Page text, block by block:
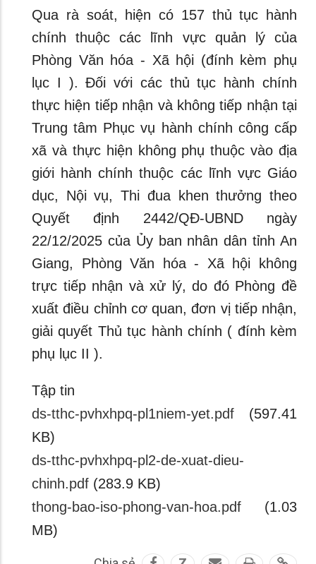
Qua rà soát, hiện có 157 thủ tục hành
chính thuộc các lĩnh vực quản lý của
Phòng Văn hóa - Xã hội (đính kèm phụ
lục I ). Đối với các thủ tục hành chính
thực hiện tiếp nhận và không tiếp nhận tại
Trung tâm Phục vụ hành chính công cấp
xã và thực hiện không phụ thuộc vào địa
giới hành chính thuộc các lĩnh vực Giáo
dục, Nội vụ, Thi đua khen thưởng theo
Quyết định 2442/QĐ-UBND ngày
22/12/2025 của Ủy ban nhân dân tỉnh An
Giang, Phòng Văn hóa - Xã hội không
trực tiếp nhận và xử lý, do đó Phòng đề
xuất điều chỉnh cơ quan, đơn vị tiếp nhận,
giải quyết Thủ tục hành chính ( đính kèm
phụ lục II ).
Tập tin
ds-tthc-pvhxhpq-pl1niem-yet.pdf
(597.41
KB)
ds-tthc-pvhxhpq-pl2-de-xuat-dieu-
chinh.pdf (283.9 KB)
thong-bao-iso-phong-van-hoa.pdf
(1.03
MB)